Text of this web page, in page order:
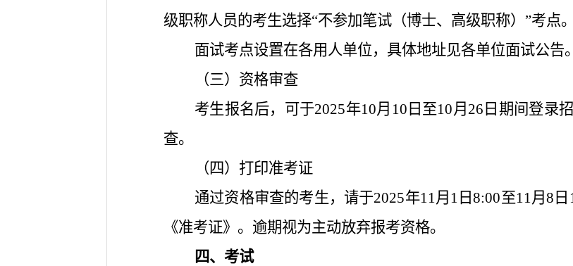
级职称人员的考生选择“不参加笔试（博士、高级职称）”考点
面试考点设置在各用人单位，具体地址见各单位面试公告。
（三）资格审查
考生报名后，可于2025年10月10日至10月26日期间登录
查。
（四）打印准考证
通过资格审查的考生，请于2025年11月1日8:00至11月8
《准考证》。逾期视为主动放弃报考资格。
四、考试